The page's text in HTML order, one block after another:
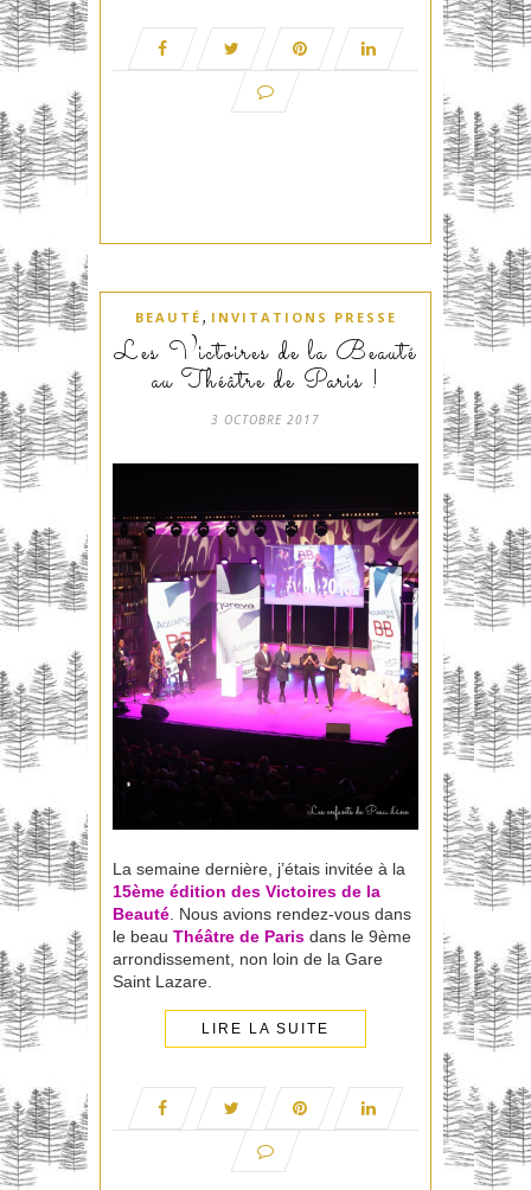
BEAUTÉ , INVITATIONS PRESSE
Les Victoires de la Beauté
au Théâtre de Paris !
3 OCTOBRE 2017
La semaine dernière, j’étais invitée à la
15ème édition des Victoires de la
Beauté. Nous avions rendez-vous dans
le beau Théâtre de Paris dans le 9ème
arrondissement, non loin de la Gare
Saint Lazare.
LIRE LA SUITE